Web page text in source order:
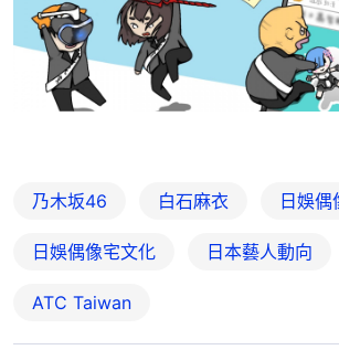
乃木坂46 白石麻衣 日娛偶
日娛偶像宅文化 日本藝人動向
ATC Taiwan